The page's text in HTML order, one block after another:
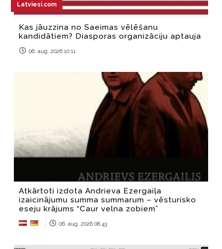
Latviesi.com
Kas jāuzzina no Saeimas vēlēšanu
kandidātiem? Diasporas organizāciju aptauja
06. aug. 2026 10:11
Atkārtoti izdota Andrieva Ezergaiļa
izaicinājumu summa summarum – vēsturisko
eseju krājums “Caur velna zobiem”
06. aug. 2026 08:43